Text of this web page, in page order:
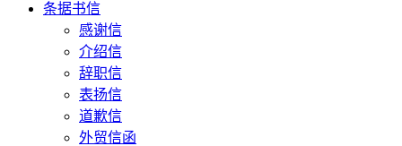
条据书信
感谢信
介绍信
辞职信
表扬信
道歉信
外贸信函